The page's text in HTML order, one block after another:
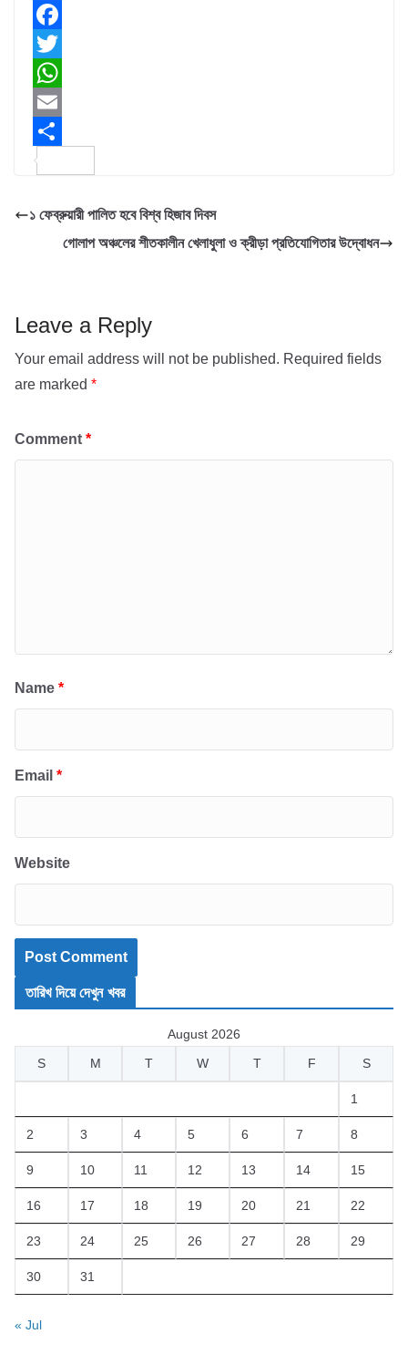
F
a
c
e
b
o
T
w
t
e
W
h
a
s
E
m
i
a
১ ফেব্রুয়ারী পালিত হবে বিশ্ব হিজাব দিবস
গোলাপ অঞ্চলের শীতকালীন খেলাধুলা ও ক্রীড়া প্রতিযোগিতার উদ্বোধন
Leave a Reply
Your email address will not be published. Required fields
are marked *
Comment *
Name *
Email *
Website
তারিখ দিয়ে দেখুন খবর
August 2026
S
M T W T F S
1
2 3 4 5 6 7 8
9 10 11 12 13 14 15
16 17 18 19 20 21 22
23 24 25 26 27 28 29
30 31
« Jul